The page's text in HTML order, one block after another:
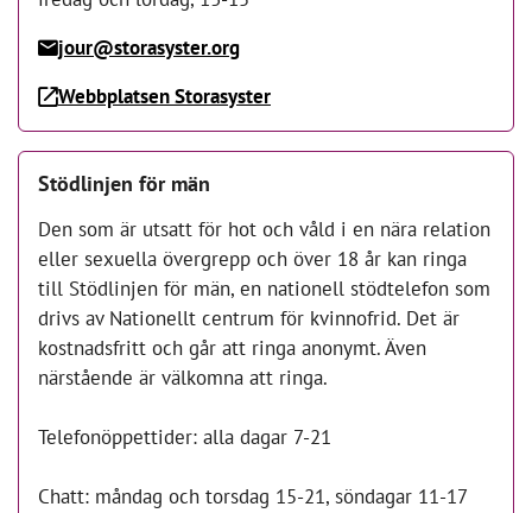
jour@storasyster.org
Webbplatsen Storasyster
Stödlinjen för män
Den som är utsatt för hot och våld i en nära relation
eller sexuella övergrepp och över 18 år kan ringa
till Stödlinjen för män, en nationell stödtelefon som
drivs av Nationellt centrum för kvinnofrid. Det är
kostnadsfritt och går att ringa anonymt. Även
närstående är välkomna att ringa.
Telefonöppettider: alla dagar 7-21
Chatt: måndag och torsdag 15-21, söndagar 11-17